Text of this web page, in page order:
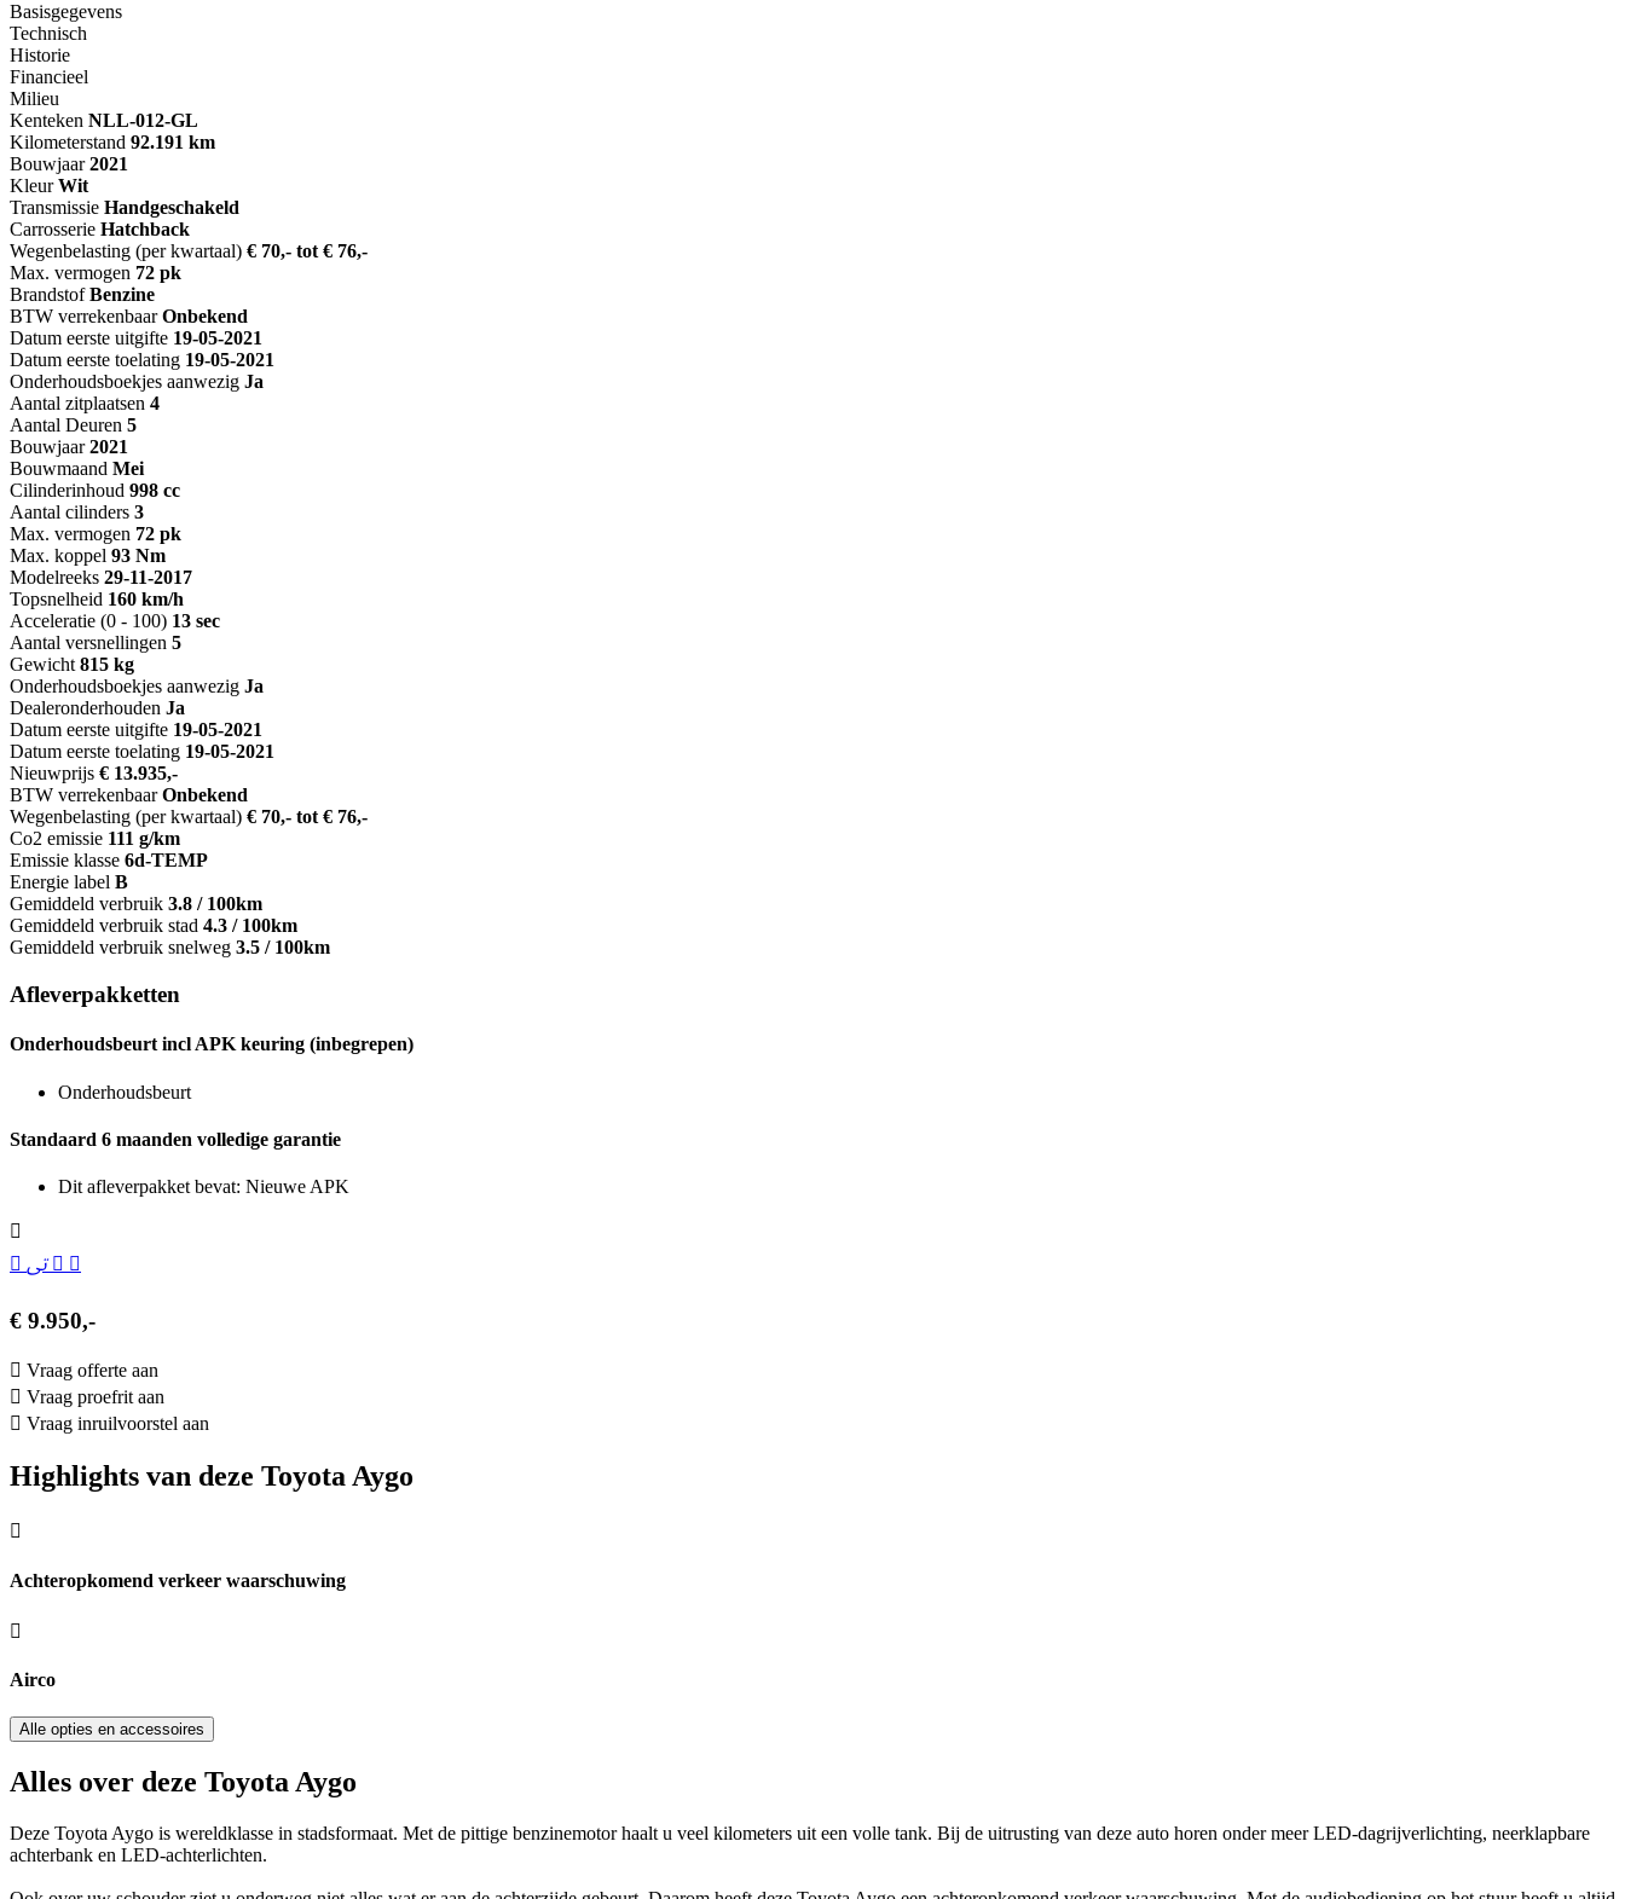
Basisgegevens
Technisch
Historie
Financieel
Milieu
Kenteken NLL-012-GL
Kilometerstand 92.191 km
Bouwjaar 2021
Kleur Wit
Transmissie Handgeschakeld
Carrosserie Hatchback
Wegenbelasting (per kwartaal) € 70,- tot € 76,-
Max. vermogen 72 pk
Brandstof Benzine
BTW verrekenbaar Onbekend
Datum eerste uitgifte 19-05-2021
Datum eerste toelating 19-05-2021
Onderhoudsboekjes aanwezig Ja
Aantal zitplaatsen 4
Aantal Deuren 5
Bouwjaar 2021
Bouwmaand Mei
Cilinderinhoud 998 cc
Aantal cilinders 3
Max. vermogen 72 pk
Max. koppel 93 Nm
Modelreeks 29-11-2017
Topsnelheid 160 km/h
Acceleratie (0 - 100) 13 sec
Aantal versnellingen 5
Gewicht 815 kg
Onderhoudsboekjes aanwezig Ja
Dealeronderhouden Ja
Datum eerste uitgifte 19-05-2021
Datum eerste toelating 19-05-2021
Nieuwprijs € 13.935,-
BTW verrekenbaar Onbekend
Wegenbelasting (per kwartaal) € 70,- tot € 76,-
Co2 emissie 111 g/km
Emissie klasse 6d-TEMP
Energie label B
Gemiddeld verbruik 3.8 / 100km
Gemiddeld verbruik stad 4.3 / 100km
Gemiddeld verbruik snelweg 3.5 / 100km
Afleverpakketten
Onderhoudsbeurt incl APK keuring (inbegrepen)
Onderhoudsbeurt
Standaard 6 maanden volledige garantie
Dit afleverpakket bevat: Nieuwe APK
€ 9.950,-
Vraag offerte aan
Vraag proefrit aan
Vraag inruilvoorstel aan
Highlights van deze Toyota Aygo
Achteropkomend verkeer waarschuwing
Airco
Alle opties en accessoires
Alles over deze Toyota Aygo
Deze Toyota Aygo is wereldklasse in stadsformaat. Met de pittige benzinemotor haalt u veel kilometers uit een volle tank. Bij de uitrusting van deze auto horen onder meer LED-dagrijverlichting, neerklapbare
achterbank en LED-achterlichten.